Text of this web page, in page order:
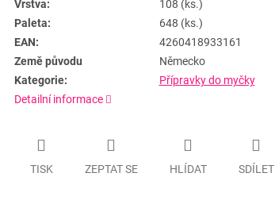
Vrstva:
108 (ks.)
Paleta:
648 (ks.)
EAN:
4260418933161
Země původu
Německo
Kategorie:
Přípravky do myčky
Detailní informace
TISK ZEPTAT SE HLÍDAT SDÍLET